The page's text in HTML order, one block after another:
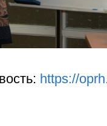
https://